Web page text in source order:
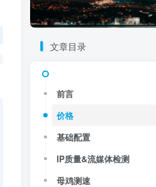
文章目录
前言
价格
基础配置
IP质量&流媒体检测
母鸡测速